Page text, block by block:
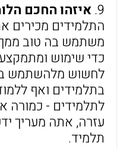
9. איזהו החכם
התלמידים מכירים
משתמש בה טוב ממך
כדי שימוש
לחשוש מלהשתמש
בתלמידים ואף
לתלמידים -
עזרה, אתה מעריך
תלמיד.